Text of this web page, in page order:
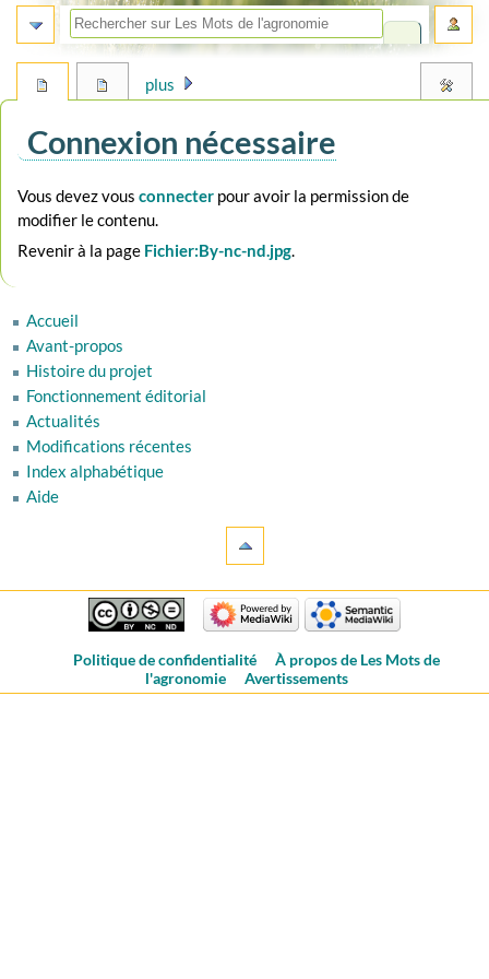
Connexion nécessaire
Aller
à
la
Aller
à
la
Vous devez vousconnecter pour avoir la permission de
modifier le contenu.
Revenir à la page Fichier:By-nc-nd.jpg.
plus
Accueil
Avant-propos
Histoire du projet
Fonctionnement éditorial
Actualités
Modifications récentes
Index alphabétique
Aide
Politique de confidentialité
À propos de Les Mots de
l'agronomie
Avertissements